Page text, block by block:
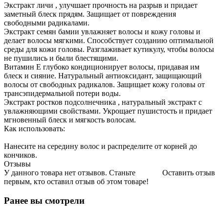
Экстракт личи , улучшает прочность на разрыв и придает
заметный блеск прядям. Защищает от повреждения
свободными радикалами.
Экстракт семян бамии увлажняет волосы и кожу головы и
делает волосы мягкими. Способствует созданию оптимальной
среды для кожи головы. Разглаживает кутикулу, чтобы волосы
не пушились и были блестящими.
Витамин Е глубоко кондиционирует волосы, придавая им
блеск и сияние. Натуральный антиоксидант, защищающий
волосы от свободных радикалов. Защищает кожу головы от
трансэпидермальной потери воды.
Экстракт ростков подсолнечника , натуральный экстракт с
увлажняющими свойствами. Укрощает пушистость и придает
мгновенный блеск и мягкость волосам.
Как использовать:
Нанесите на середину волос и распределите от корней до
кончиков.
Отзывы
Оставить отзыв
У данного товара нет отзывов. Станьте
первым, кто оставил отзыв об этом товаре!
Ранее вы смотрели